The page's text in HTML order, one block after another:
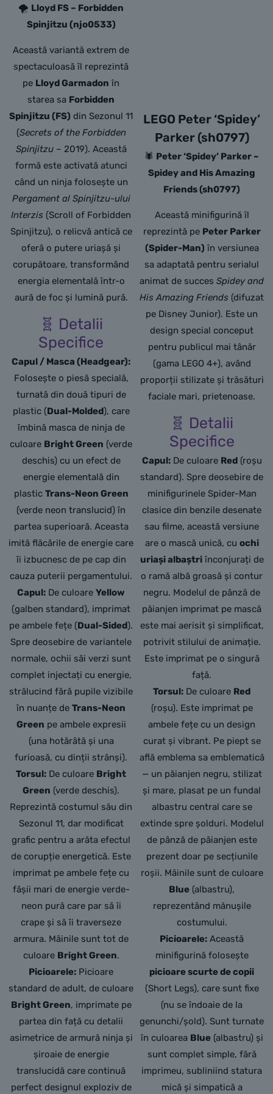
🌪️ Lloyd FS – Forbidden
Spinjitzu (njo0533)
Această variantă extrem de
spectaculoasă îl reprezintă
pe Lloyd Garmadon în
starea sa Forbidden
Spinjitzu (FS) din Sezonul 11
(Secrets of the Forbidden
Spinjitzu– 2019). Această
formă este activată atunci
când un ninja folosește un
Pergament al Spinjitzu-ului
Interzis (Scroll of Forbidden
Spinjitzu), o relicvă antică ce
oferă o putere uriașă și
corupătoare, transformând
energia elementală într-o
aură de foc și lumină pură.
🧬 Detalii
Specifice
Capul / Masca (Headgear):
Folosește o piesă specială,
turnată din două tipuri de
plastic (Dual-Molded), care
îmbină masca de ninja de
culoare Bright Green (verde
deschis) cu un efect de
energie elementală din
plastic Trans-Neon Green
(verde neon translucid) în
partea superioară. Aceasta
imită flăcările de energie care
îi izbucnesc de pe cap din
cauza puterii pergamentului.
Capul: De culoareYellow
(galben standard), imprimat
pe ambele fețe (Dual-Sided).
Spre deosebire de variantele
normale, ochii săi verzi sunt
complet injectați cu energie,
strălucind fără pupile vizibile
în nuanțe deTrans-Neon
Green pe ambele expresii
(una hotărâtă și una
furioasă, cu dinții strânși).
Torsul: De culoare Bright
Green (verde deschis).
Reprezintă costumul său din
Sezonul 11, dar modificat
grafic pentru a arăta efectul
de corupție energetică. Este
imprimat pe ambele fețe cu
fâșii mari de energie verde-
neon pură care par să îi
crape și să îi traverseze
armura. Mâinile sunt tot de
culoare Bright Green.
Picioarele: Picioare
standard de adult, de culoare
Bright Green, imprimate pe
partea din față cu detalii
asimetrice de armură ninja și
șiroaie de energie
translucidă care continuă
perfect designul exploziv de
LEGO Peter ‘Spidey’
Parker (sh0797)
🕷️ Peter ‘Spidey’ Parker –
Spidey and His Amazing
Friends (sh0797)
Această minifigurină îl
reprezintă pe Peter Parker
(Spider-Man) în versiunea
sa adaptată pentru serialul
animat de succesSpidey and
His Amazing Friends (difuzat
pe Disney Junior). Este un
design special conceput
pentru publicul mai tânăr
(gama LEGO 4+), având
proporții stilizate și trăsături
faciale mari, prietenoase.
🧬 Detalii
Specifice
Capul:De culoare Red(roșu
standard). Spre deosebire de
minifigurinele Spider-Man
clasice din benzile desenate
sau filme, această versiune
are o mască unică, cu ochi
uriași albaștriînconjurați de
o ramă albă groasă și contur
negru. Modelul de pânză de
păianjen imprimat pe mască
este mai aerisit și simplificat,
potrivit stilului de animație.
Este imprimat pe o singură
față.
Torsul: De culoare Red
(roșu). Este imprimat pe
ambele fețe cu un design
curat și vibrant. Pe piept se
află emblema sa emblematică
— un păianjen negru, stilizat
și mare, plasat pe un fundal
albastru central care se
extinde spre șolduri. Modelul
de pânză de păianjen este
prezent doar pe secțiunile
roșii. Mâinile sunt de culoare
Blue (albastru),
reprezentând mănușile
costumului.
Picioarele: Această
minifigurină folosește
picioare scurte de copii
(Short Legs), care sunt fixe
(nu se îndoaie de la
genunchi/șold). Sunt turnate
în culoarea Blue(albastru) și
sunt complet simple, fără
imprimeu, subliniind statura
mică și simpatică a